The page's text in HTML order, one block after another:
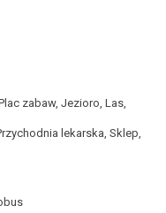
zabaw, Jezioro, Las,
lekarska, Sklep,